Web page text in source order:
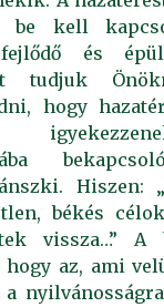
be kell
és
tudjuk
hogy
Hiszen:
békés
vissza…” A
az, ami